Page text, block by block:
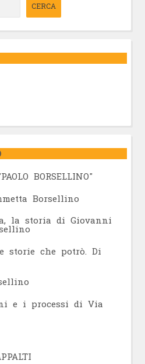
CERCA
BORSELLINO"
Borsellino
la storia di Giovanni
storie che potrò. Di
e i processi di Via